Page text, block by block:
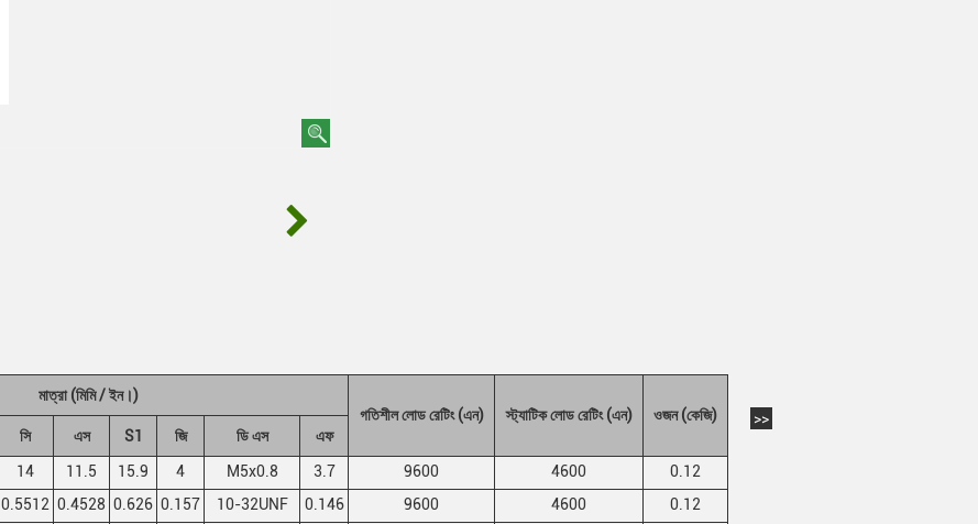
>>
মাত্রা (মিমি / ইন।)
গতিশীল লোড রেটিং (এন)
স্ট্যাটিক লোড রেটিং (এন)
ওজন (কেজি)
সি এস S1 জি ডি এস
এফ
14 11.5 15.9 4 M5x0.8 3.7 9600 4600
0.12
0.5512 0.4528 0.626 0.157 10-32UNF 0.146 9600 4600
0.12